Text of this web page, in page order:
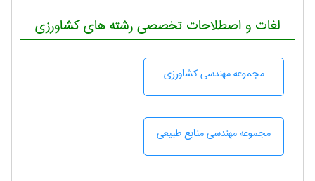
لغات و اصطلاحات تخصصی رشته های کشاورزی
مجموعه مهندسی كشاورزی
مجموعه مهندسی منابع طبيعی